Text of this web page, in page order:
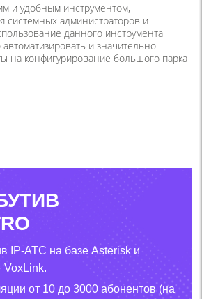
и удобным инструментом,
системных администраторов и
данного инструмента
и значительно
на конфигурирование большого парка
IP-АТС на базе Asterisk и
VoxLink.
от 10 до 3000 абонентов (на